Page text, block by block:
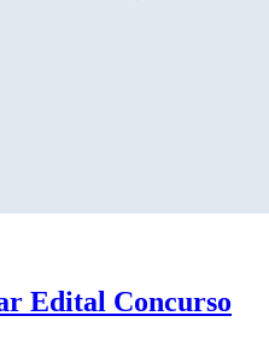
Edital Concurso